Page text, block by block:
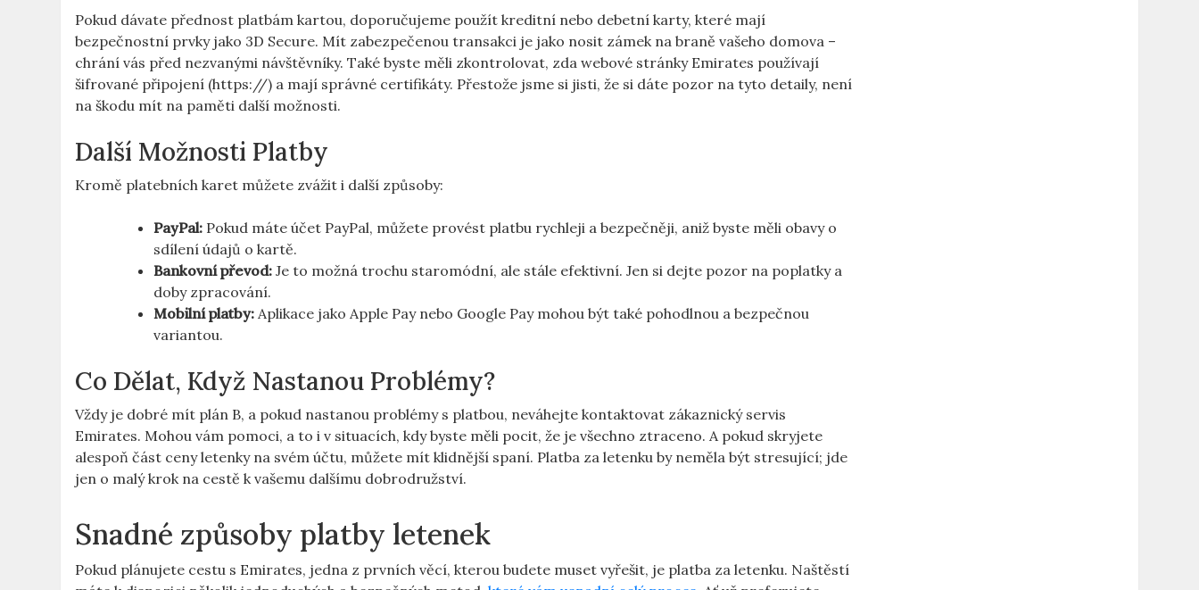
Pokud dávate přednost platbám kartou, doporučujeme použít kreditní nebo debetní karty, které mají
bezpečnostní prvky jako 3D Secure. Mít zabezpečenou transakci je jako nosit zámek na braně vašeho domova –
chrání vás před nezvanými návštěvníky. Také byste měli zkontrolovat, zda webové stránky Emirates používají
šifrované připojení (https://) a mají správné certifikáty. Přestože jsme si jisti, že si dáte pozor na tyto detaily, není
na škodu mít na paměti další možnosti.
Další Možnosti Platby
Kromě platebních karet můžete zvážit i další způsoby:
PayPal: Pokud máte účet PayPal, můžete provést platbu rychleji a bezpečněji, aniž byste měli obavy o
sdílení údajů o kartě.
Bankovní převod: Je to možná trochu staromódní, ale stále efektivní. Jen si dejte pozor na poplatky a
doby zpracování.
Mobilní platby: Aplikace jako Apple Pay nebo Google Pay mohou být také pohodlnou a bezpečnou
variantou.
Co Dělat, Když Nastanou Problémy?
Vždy je dobré mít plán B, a pokud nastanou problémy s platbou, neváhejte kontaktovat zákaznický servis
Emirates. Mohou vám pomoci, a to i v situacích, kdy byste měli pocit, že je všechno ztraceno. A pokud skryjete
alespoň část ceny letenky na svém účtu, můžete mít klidnější spaní. Platba za letenku by neměla být stresující; jde
jen o malý krok na cestě k vašemu dalšímu dobrodružství.
Snadné způsoby platby letenek
Pokud plánujete cestu s Emirates, jedna z prvních věcí, kterou budete muset vyřešit, je platba za letenku. Naštěstí